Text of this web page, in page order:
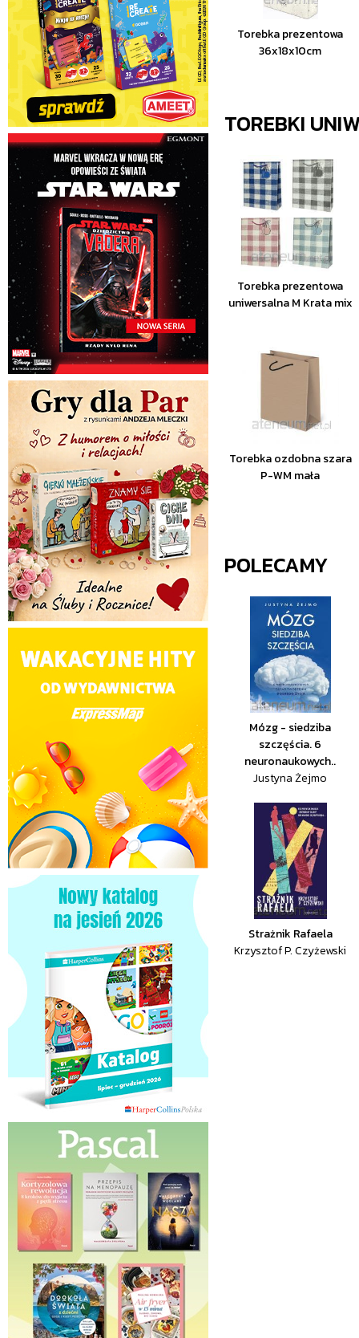
Torebka prezentowa
36x18x10cm
TOREBKI
Torebka prezentowa
uniwersalna M Krata mix
Torebka ozdobna szara
P-WM mała
POLECAMY
Mózg - siedziba
szczęścia. 6
neuronaukowych..
Justyna Żejmo
Strażnik Rafaela
Krzysztof P. Czyżewski